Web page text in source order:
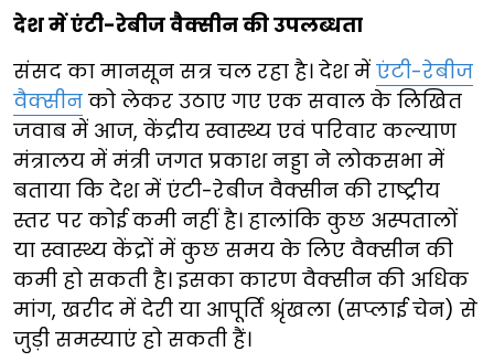
देश में एंटी-रेबीज वैक्सीन की उपलब्धता
संसद का मानसून सत्र चल रहा है। देश में एंटी-रेबीज
वैक्सीन को लेकर उठाए गए एक सवाल के लिखित
जवाब में आज, केंद्रीय स्वास्थ्य एवं परिवार कल्याण
मंत्रालय में मंत्री जगत प्रकाश नड्डा ने लोकसभा में
बताया कि देश में एंटी-रेबीज वैक्सीन की राष्ट्रीय
स्तर पर कोई कमी नहीं है। हालांकि कुछ अस्पतालों
या स्वास्थ्य केंद्रों में कुछ समय के लिए वैक्सीन की
कमी हो सकती है। इसका कारण वैक्सीन की अधिक
मांग, खरीद में देरी या आपूर्ति श्रृंखला (सप्लाई चेन) से
जुड़ी समस्याएं हो सकती हैं।